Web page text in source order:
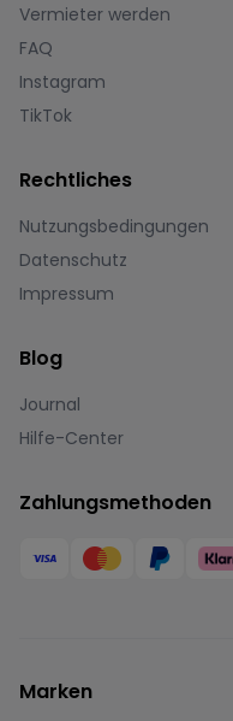
Vermieter werden
FAQ
Instagram
TikTok
Rechtliches
Nutzungsbedingungen
Datenschutz
Impressum
Blog
Journal
Hilfe-Center
Zahlungsmethoden
Marken